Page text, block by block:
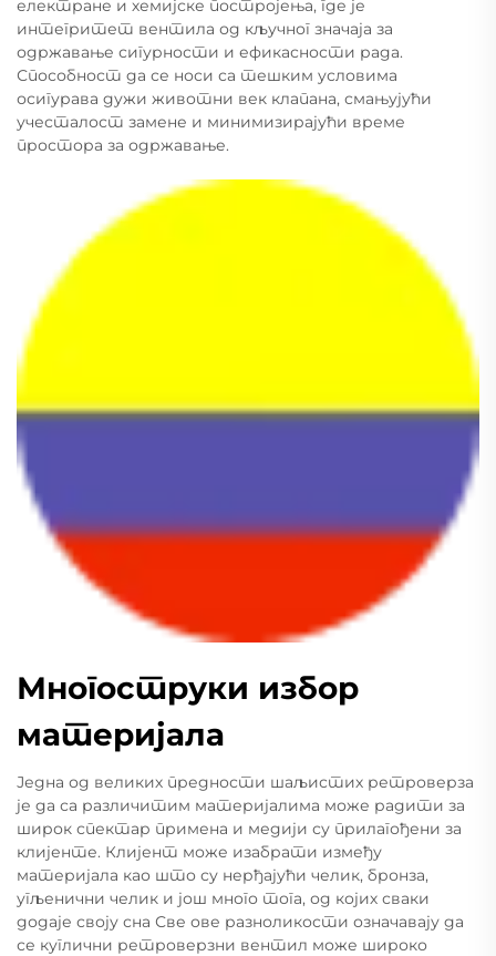
електране и хемијске постројења, где је
интегритет вентила од кључног значаја за
одржавање сигурности и ефикасности рада.
Способност да се носи са тешким условима
осигурава дужи животни век клапана, смањујући
учесталост замене и минимизирајући време
простора за одржавање.
Многоструки избор
материјала
Једна од великих предности шаљистих ретроверза
је да са различитим материјалима може радити за
широк спектар примена и медији су прилагођени за
клијенте. Клијент може изабрати између
материјала као што су нерђајући челик, бронза,
угљенични челик и још много тога, од којих сваки
додаје своју сна Све ове разноликости означавају да
се куглични ретроверзни вентил може широко